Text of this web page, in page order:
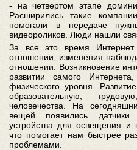
- на четвертом этапе
Расширились такие
помогали в передаче
видеороликов. Люди нашли
За все это время
отношении, изменения
отношении. Возникновение
развитии самого
физического уровня.
образовательную,
человечества. На
вещей появились
устройства для освещения и
что помогает нам быстрее
проблемами.